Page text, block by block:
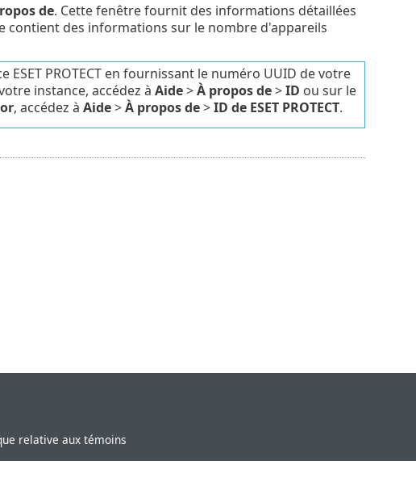
de. Cette fenêtre fournit des informations détaillées
contient des informations sur le nombre d'appareils
PROTECT en fournissant le numéro UUID de votre
instance, accédez à Aide>À propos de>ID ou sur le
, accédez à Aide>À propos de>ID de ESET PROTECT.
relative aux témoins